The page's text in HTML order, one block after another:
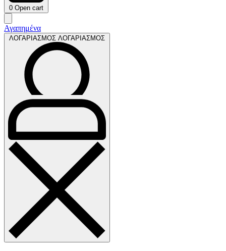
0 Open cart
Αγαπημένα
ΛΟΓΑΡΙΑΣΜΟΣ ΛΟΓΑΡΙΑΣΜΟΣ